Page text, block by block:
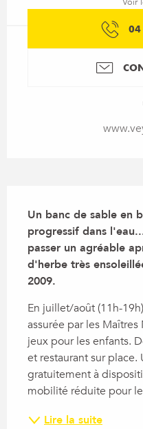
Un banc de sable en
progressif dans
passer un agréable
d'herbe très
2009.
En juillet/août (11h-
assurée par les
jeux pour les enfants.
et restaurant sur
gratuitement à
mobilité réduite pour
Lire la suite